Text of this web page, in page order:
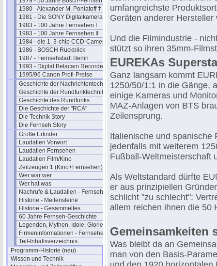
1980 - Alexander M. Poniatoff †
1981 - Die SONY Digitalkamera
1983 - 100 Jahre Fernsehen I
1983 - 100 Jahre Fernsehen II
1984 - die 1. 3-chip CCD-Camera
1986 - BOSCH Rückblick
1987 - Fernsehstadt Berlin
1993 - Digital Betacam Recorder
1995/96 Canon Profi-Preise
Geschichte der Nachrichtentechnik
Geschichte der Rundfunktechnik
Geschichte des Rundfunks
Die Geschichte der "RCA"
Die Technik Story
Die Fernseh Story
Große Erfinder
Laudatien Vorwort
Laudatien Fernsehen
Laudatien Film/Kino
Zeitzeugen 1 (Kino+Fernsehen)
Wer war wer
Wer hat was
Nachrufe & Laudatien - Fernsehen
Historie - Meilensteine
Historie - Gesammeltes
60 Jahre Fernseh-Geschichte
Legenden, Mythen, Idole, Glorie
Firmeninformationen - Fernsehen
Teil-Inhaltsverzeichnis
Programm-Historie (neu)
Wissen und Technik
umfangreichste
Geräten anderer
Und die Filmindustrie -
stützt so ihren 35mm-
EUREKAs
Ganz langsam kommt
1250/50/1:1 in die Gänge,
einige Kameras und
MAZ-Anlagen von BTS
Zeilensprung.
Italienische und spanische
jedenfalls mit weiterem
Fußball-Weltmeisterschaft
Als Weltstandard dürfte
er aus prinzipiellen
schlicht "zu schlecht":
allem reichen ihnen die 50
Gemeinsamkeiten
Was bleibt da an
man von den Basis-